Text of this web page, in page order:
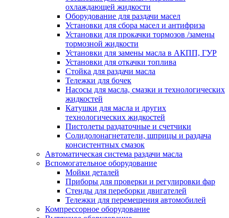
охлаждающей жидкости
Оборудование для раздачи масел
Установки для сбора масел и антифриза
Установки для прокачки тормозов /замены
тормозной жидкости
Установки для замены масла в АКПП, ГУР
Установки для откачки топлива
Стойка для раздачи масла
Тележки для бочек
Насосы для масла, смазки и технологических
жидкостей
Катушки для масла и других
технологических жидкостей
Пистолеты раздаточные и счетчики
Солидолонагнетатели, шприцы и раздача
консистентных смазок
Автоматическая система раздачи масла
Вспомогательное оборудование
Мойки деталей
Приборы для проверки и регулировки фар
Стенды для переборки двигателей
Тележки для перемещения автомобилей
Компрессорное оборудование